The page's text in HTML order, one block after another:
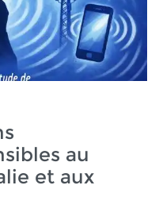
au
et aux